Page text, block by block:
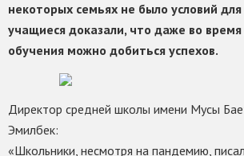
некоторых семьях не было условий для
учащиеся доказали, что даже во
обучения можно добиться успехов.
Директор средней школы имени Мусы
Эмилбек:
«Школьники, несмотря на пандемию,